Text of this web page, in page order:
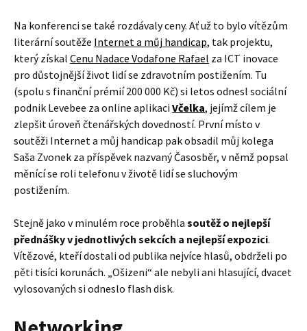
Na konferenci se také rozdávaly ceny. Ať už to bylo vítězům
literární soutěže Internet a můj handicap, tak projektu,
který získal Cenu Nadace Vodafone Rafael za ICT inovace
pro důstojnější život lidí se zdravotním postižením. Tu
(spolu s finanční prémií 200 000 Kč) si letos odnesl sociální
podnik Levebee za online aplikaci Včelka, jejímž cílem je
zlepšit úroveň čtenářských dovedností. První místo v
soutěži Internet a můj handicap pak obsadil můj kolega
Saša Zvonek za příspěvek nazvaný Časosběr, v němž popsal
měnící se roli telefonu v životě lidí se sluchovým
postižením.
Stejně jako v minulém roce proběhla soutěž o nejlepší
přednášky v jednotlivých sekcích a nejlepší expozici.
Vítězové, kteří dostali od publika nejvíce hlasů, obdrželi po
pěti tisíci korunách. „Ošizeni“ ale nebyli ani hlasující, dvacet
vylosovaných si odneslo flash disk.